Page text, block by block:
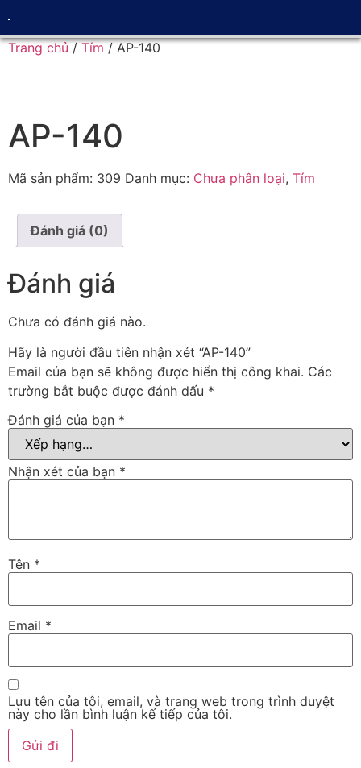
Trang chủ / Tím / AP-140
AP-140
Mã sản phẩm: 309 Danh mục: Chưa phân loại, Tím
Đánh giá (0)
Đánh giá
Chưa có đánh giá nào.
Hãy là người đầu tiên nhận xét “AP-140”
Email của bạn sẽ không được hiển thị công khai. Các
trường bắt buộc được đánh dấu *
Đánh giá của bạn *
Nhận xét của bạn *
Tên *
Email *
Lưu tên của tôi, email, và trang web trong trình duyệt
này cho lần bình luận kế tiếp của tôi.